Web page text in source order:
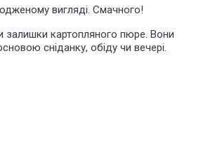
вигляді. Смачного!
залишки картопляного пюре. Вони
сніданку, обіду чи вечері.